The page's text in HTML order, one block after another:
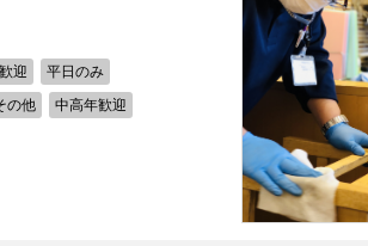
迎
平日のみ
の他
中高年歓迎